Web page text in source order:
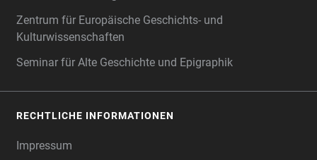
Zentrum für Europäische Geschichts- und
Kulturwissenschaften
Seminar für Alte Geschichte und Epigraphik
RECHTLICHE INFORMATIONEN
Impressum